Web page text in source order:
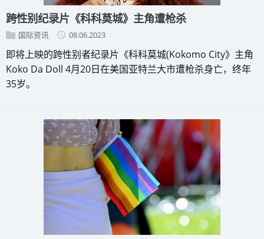
跨性别纪录片《科科莫城》主角遭枪杀
国际资讯 08.06.2023
即将上映的跨性别者纪录片《科科莫城(Kokomo City》主角
Koko Da Doll 4月20日在美国亚特兰大市遭枪杀身亡，终年
35岁。